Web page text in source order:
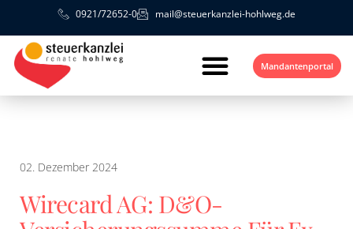
0921/72652-0 mail@steuerkanzlei-hohlweg.de
Mandantenportal
02. Dezember 2024
Wirecard AG: D&O-